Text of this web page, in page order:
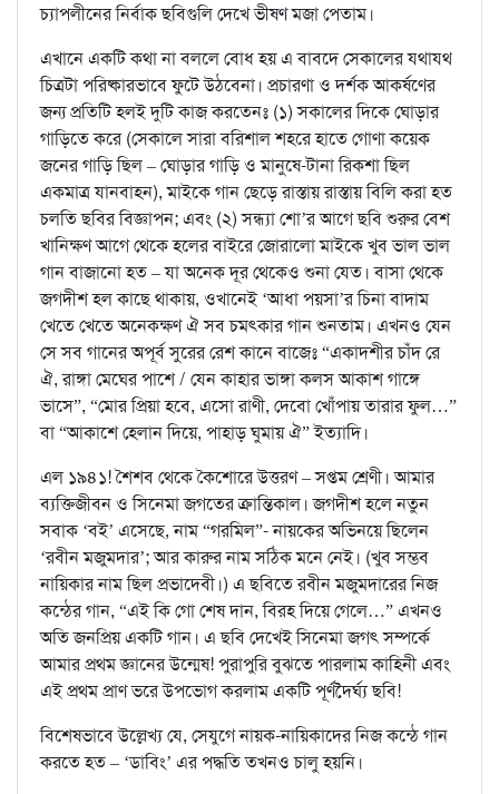
চ্যাপলীনের নির্বাক ছবিগুলি দেখে ভীষণ মজা পেতাম।
এখানে একটি কথা না বললে বোধ হয় এ বাবদে সেকালের যথাযথ
চিত্রটা পরিষ্কারভাবে ফুটে উঠবেনা। প্রচারণা ও দর্শক আকর্ষণের
জন্য প্রতিটি হলই দুটি কাজ করতেনঃ (১) সকালের দিকে ঘোড়ার
গাড়িতে করে (সেকালে সারা বরিশাল শহরে হাতে গোণা কয়েক
জনের গাড়ি ছিল – ঘোড়ার গাড়ি ও মানুষে-টানা রিকশা ছিল
একমাত্র যানবাহন), মাইকে গান ছেড়ে রাস্তায় রাস্তায় বিলি করা হত
চলতি ছবির বিজ্ঞাপন; এবং (২) সন্ধ্যা শো’র আগে ছবি শুরুর বেশ
খানিক্ষণ আগে থেকে হলের বাইরে জোরালো মাইকে খুব ভাল ভাল
গান বাজানো হত – যা অনেক দূর থেকেও শুনা যেত। বাসা থেকে
জগদীশ হল কাছে থাকায়, ওখানেই ‘আধা পয়সা’র চিনা বাদাম
খেতে খেতে অনেকক্ষণ ঐ সব চমৎকার গান শুনতাম। এখনও যেন
সে সব গানের অপূর্ব সুরের রেশ কানে বাজেঃ “একাদশীর চাঁদ রে
ঐ, রাঙ্গা মেঘের পাশে / যেন কাহার ভাঙ্গা কলস আকাশ গাঙ্গে
ভাসে”, “মোর প্রিয়া হবে, এসো রাণী, দেবো খোঁপায় তারার ফুল…”
বা “আকাশে হেলান দিয়ে, পাহাড় ঘুমায় ঐ” ইত্যাদি।
এল ১৯৪১! শৈশব থেকে কৈশোরে উত্তরণ – সপ্তম শ্রেণী। আমার
ব্যক্তিজীবন ও সিনেমা জগতের ক্রান্তিকাল। জগদীশ হলে নতুন
সবাক ‘বই’ এসেছে, নাম “গরমিল”- নায়কের অভিনয়ে ছিলেন
‘রবীন মজুমদার’; আর কারুর নাম সঠিক মনে নেই। (খুব সম্ভব
নায়িকার নাম ছিল প্রভাদেবী।) এ ছবিতে রবীন মজুমদারের নিজ
কন্ঠের গান, “এই কি গো শেষ দান, বিরহ দিয়ে গেলে…” এখনও
অতি জনপ্রিয় একটি গান। এ ছবি দেখেই সিনেমা জগৎ সম্পর্কে
আমার প্রথম জ্ঞানের উন্মেষ! পুরাপুরি বুঝতে পারলাম কাহিনী এবং
এই প্রথম প্রাণ ভরে উপভোগ করলাম একটি পূর্ণদৈর্ঘ্য ছবি!
বিশেষভাবে উল্লেখ্য যে, সেযুগে নায়ক-নায়িকাদের নিজ কন্ঠে গান
করতে হত – ‘ডাবিং’ এর পদ্ধতি তখনও চালু হয়নি।